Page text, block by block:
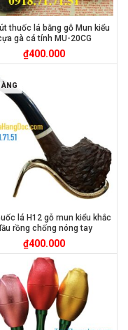
thuốc lá bằng gỗ Mun kiểu
gà cá tính MU-20CG
₫400.000
lá H12 gỗ mun kiểu khắc
rồng chống nóng tay
₫400.000